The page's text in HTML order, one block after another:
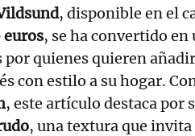
, disponible en el
, se ha convertido en
por quienes quieren
con estilo a su hogar.
, este artículo destaca por
, una textura que